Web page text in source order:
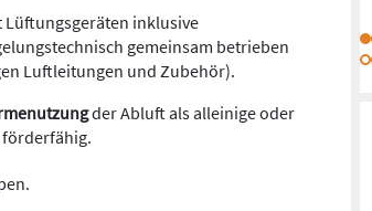
inklusive
gemeinsam betrieben
Luftleitungen und Zubehör).
der Abluft als alleinige oder
förderfähig.